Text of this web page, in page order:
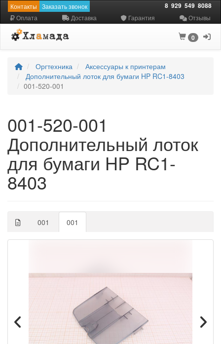
Контакты Заказать звонок 8 929 549 8088
Оплата Доставка Гарантия Отзывы
0
Оргтехника
Аксессуары к принтерам
Дополнительный лоток для бумаги HP RC1-8403
001-520-001
001-520-001
Дополнительный лоток
для бумаги HP RC1-
8403
001 001